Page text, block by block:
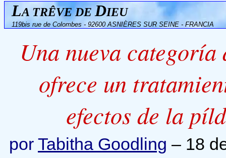
LA TRÊVE DE DIEU
119bis rue de Colombes - 92600 ASNIÈRES SUR SEINE - FRANCIA
Una nueva
ofrece un
efectos de la
por Tabitha Goodling – 18